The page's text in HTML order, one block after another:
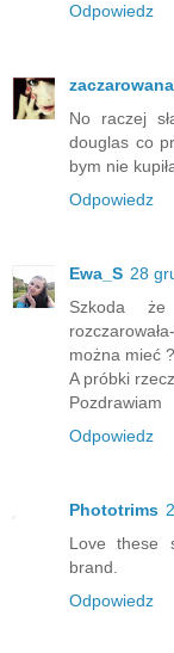
Odpowiedz
No raczej
douglas co
bym nie
Odpowiedz
Ewa_S 28
Szkoda
można mieć ?
A próbki
Pozdrawiam
Odpowiedz
Phototrims
Love these
brand.
Odpowiedz